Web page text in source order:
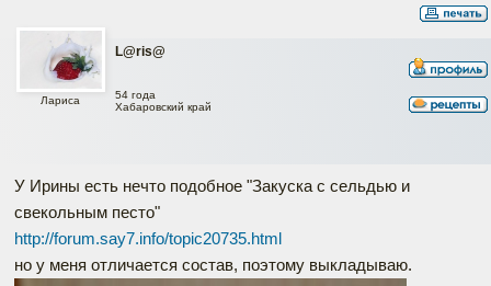
L@ris@
Лариса
54 года
Хабаровский край
У Ирины есть нечто подобное "Закуска с сельдью и
свекольным песто"
http://forum.say7.info/topic20735.html
но у меня отличается состав, поэтому выкладываю.